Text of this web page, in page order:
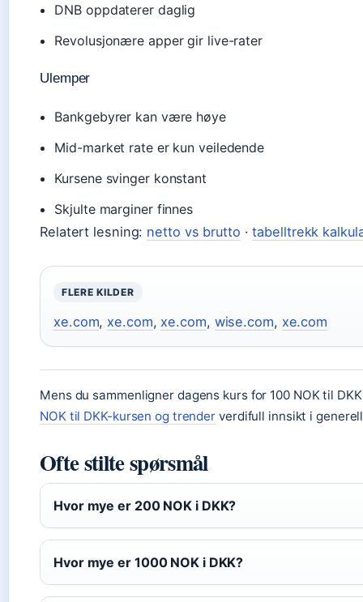
DNB oppdaterer daglig
Revolusjonære apper gir live-rater
Ulemper
Bankgebyrer kan være høye
Mid-market rate er kun veiledende
Kursene svinger konstant
Skjulte marginer finnes
Relatert lesning: netto vs brutto ·tabelltrekk
FLERE KILDER
xe.com, xe.com, xe.com, wise.com, xe.com
Mens du sammenligner dagens kurs for 100 NOK til
NOK til DKK-kursen og trender verdifull innsikt i
Ofte stilte spørsmål
Hvor mye er 200 NOK i DKK?
Hvor mye er 1000 NOK i DKK?